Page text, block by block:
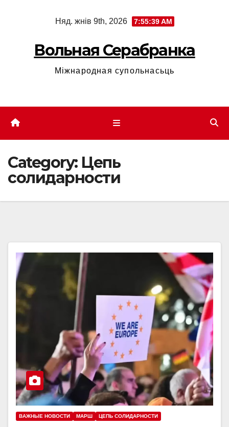
Няд. жнів 9th, 2026 7:55:41 AM
Вольная Серабранка
Міжнародная супольнасьць
Category: Цепь
солидарности
ВАЖНЫЕ НОВОСТИ МАРШ ЦЕПЬ СОЛИДАРНОСТИ